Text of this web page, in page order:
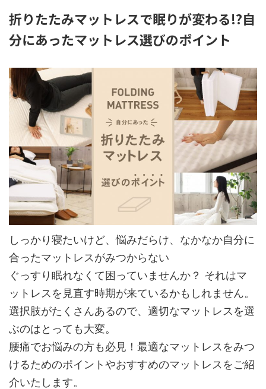
折りたたみマットレスで眠りが変わる!?自
分にあったマットレス選びのポイント
しっかり寝たいけど、悩みだらけ、なかなか自分に
合ったマットレスがみつからない
ぐっすり眠れなくて困っていませんか？ それはマ
ットレスを見直す時期が来ているかもしれません。
選択肢がたくさんあるので、適切なマットレスを選
ぶのはとっても大変。
腰痛でお悩みの方も必見！最適なマットレスをみつ
けるためのポイントやおすすめのマットレスをご紹
介いたします。